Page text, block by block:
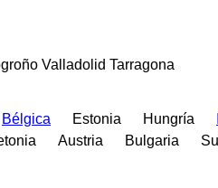
Valladolid Tarragona
Bélgica Estonia Hungría
Austria Bulgaria